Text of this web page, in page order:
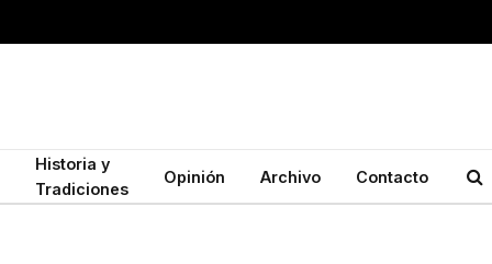
Historia y
Tradiciones
Opinión Archivo Contacto